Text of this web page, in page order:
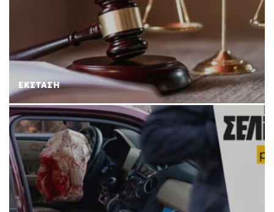
ΕΚΣΤΑΣΗ